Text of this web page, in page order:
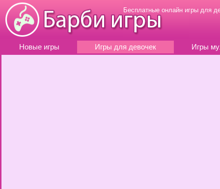
Бесплатные онлайн игры для
Новые игры Игры для девочек Игры